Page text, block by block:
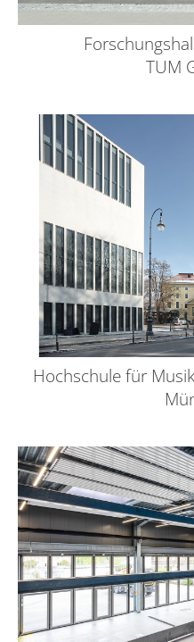
TUM
Hochschule für